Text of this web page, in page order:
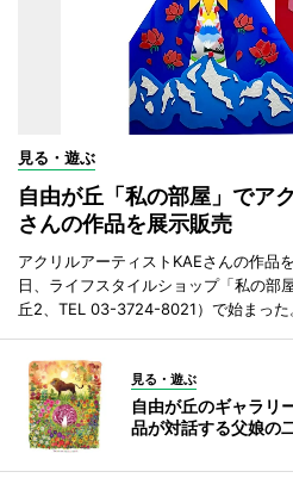
見る・遊ぶ
自由が丘「私の部屋」でア
さんの作品を展示販売
アクリルアーティストKAEさんの作品
日、ライフスタイルショップ「私の部
丘2、TEL 03-3724-8021）で始まった
見る・遊ぶ
自由が丘のギャラ
品が対話する父娘の